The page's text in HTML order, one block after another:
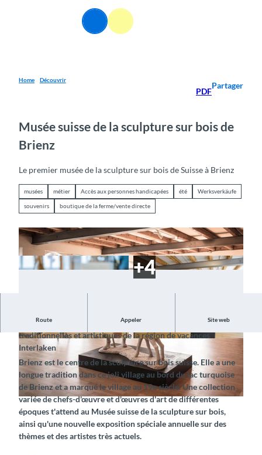
Recherche
Menu
Home Découvrir
PDF
Partager
Musée suisse de la sculpture sur bois de
Brienz
Le premier musée de la sculpture sur bois de Suisse à Brienz
musées métier Accès aux personnes handicapées été Werksverkäufe
souvenirs boutique de la ferme/vente directe
©CC-BY-SA
© Interlaken Tourismus, Brienz Tourismus (Sylv
ia Michel) |CC-BY-SA
© Schweizer Holzbildhauerei Museum, Interlake
Route Appeler Site web
Découvrez une vaste collection de sculptures sur bois
traditionnelles et artistiques de la région de vacances
Interlaken
Brienz est le centre de la sculpture sur bois suisse. Elle a une
longue tradition dans ce joli village au bord du lac turquoise
de Brienz et a marqué le village au 19e siècle. Une collection
variée de chefs-d'œuvre et d'œuvres d'art de différentes
époques t'attend au Musée suisse de la sculpture sur bois,
ainsi qu'une nouvelle exposition spéciale annuelle sur des
thèmes et des artistes très actuels.